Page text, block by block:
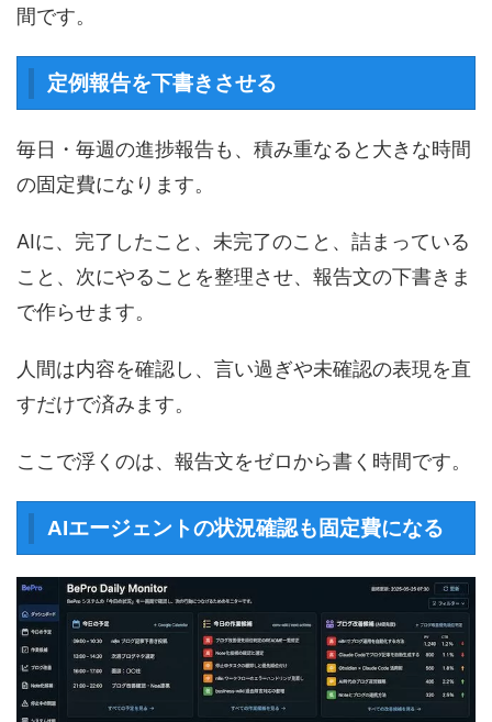
間です。
定例報告を下書きさせる
毎日・毎週の進捗報告も、積み重なると大きな時間
の固定費になります。
AIに、完了したこと、未完了のこと、詰まっている
こと、次にやることを整理させ、報告文の下書きま
で作らせます。
人間は内容を確認し、言い過ぎや未確認の表現を直
すだけで済みます。
ここで浮くのは、報告文をゼロから書く時間です。
AIエージェントの状況確認も固定費になる